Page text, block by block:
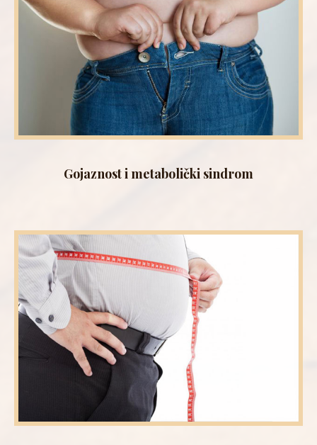
Gojaznost i metabolički sindrom